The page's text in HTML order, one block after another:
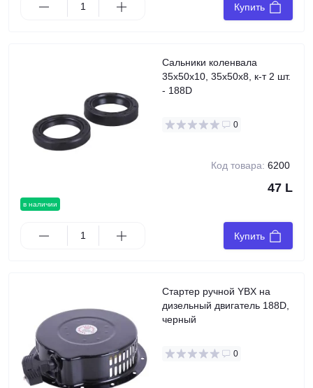
Купить
в наличии
Сальники коленвала
35x50x10, 35x50x8, к-т 2 шт.
- 188D
0
Код товара: 6200
47 L
Купить
Стартер ручной YBX на
дизельный двигатель 188D,
черный
0